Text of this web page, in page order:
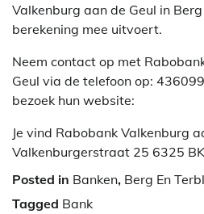
Valkenburg aan de Geul in
berekening mee uitvoert.
Neem contact op met
Geul via de telefoon op:
bezoek hun website:
Je vind Rabobank Valkenburg
Valkenburgerstraat 25 6325
Posted in Banken, Berg En
Tagged Bank